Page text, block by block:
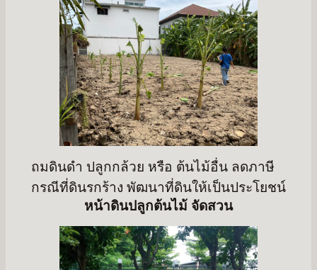
ถมดินดำ ปลูกกล้วย หรือ ต้นไม้อื่น ลดภาษี
กรณีที่ดินรกร้าง พัฒนาที่ดินให้เป็นประโยชน์
หน้าดินปลูกต้นไม้ จัดสวน